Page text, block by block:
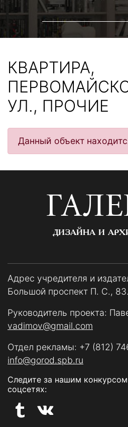
КВАРТИРА,
УЛ., ПРОЧИЕ
Данный объект
ДИЗАЙНА И
Адрес учредителя и
Большой проспект П. С., 83.
Руководитель проекта:
vadimov@gmail.com
Отдел рекламы: +7 (812)
info@gorod.spb.ru
Следите за нашим
соцсетях: